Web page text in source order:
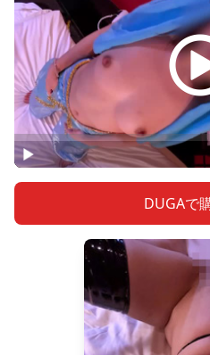
DUGAで